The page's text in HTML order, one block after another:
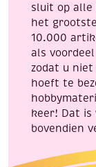
sluit op alle
het
10.000
als
zodat u
hoeft te
keer! Dat is
bovendien